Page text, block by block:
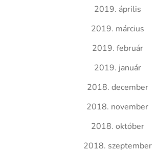
2019. április
2019. március
2019. február
2019. január
2018. december
2018. november
2018. október
2018. szeptember